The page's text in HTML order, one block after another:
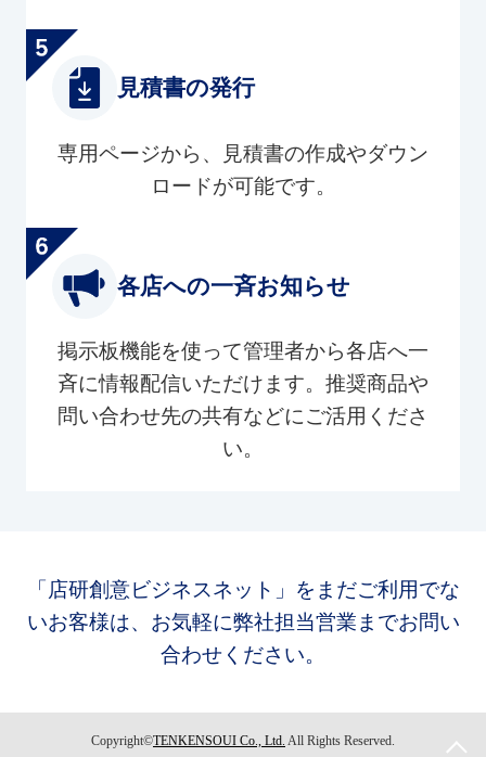
見積書の発行
専用ページから、見積書の作成やダウン
ロードが可能です。
各店への一斉お知らせ
掲示板機能を使って管理者から各店へ一
斉に情報配信いただけます。推奨商品や
問い合わせ先の共有などにご活用くださ
い。
「店研創意ビジネスネット」をまだご利用でな
いお客様は、お気軽に弊社担当営業までお問い
合わせください。
Copyright©TENKENSOUI Co., Ltd. All Rights Reserved.